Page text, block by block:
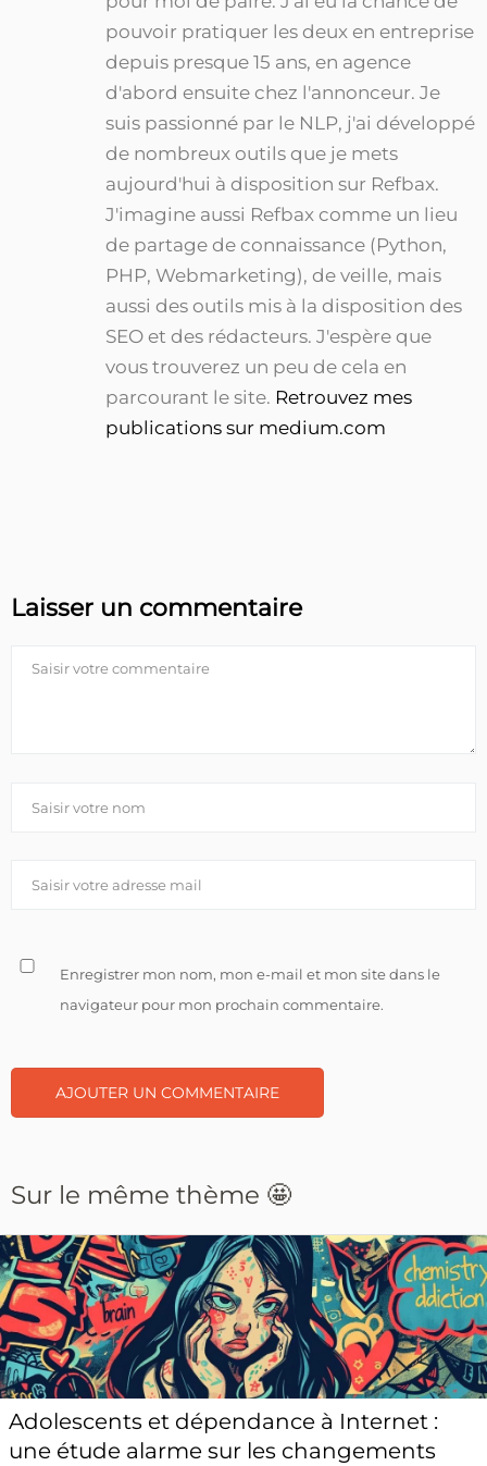
pouvoir pratiquer les deux en entreprise
depuis presque 15 ans, en agence
d'abord ensuite chez l'annonceur. Je
suis passionné par le NLP, j'ai développé
de nombreux outils que je mets
aujourd'hui à disposition sur Refbax.
J'imagine aussi Refbax comme un lieu
de partage de connaissance (Python,
PHP, Webmarketing), de veille, mais
aussi des outils mis à la disposition des
SEO et des rédacteurs. J'espère que
vous trouverez un peu de cela en
parcourant le site. Retrouvez mes
publications sur medium.com
Laisser un commentaire
Enregistrer mon nom, mon e-mail et mon site dans le
navigateur pour mon prochain commentaire.
Sur le même thème 🤩
Adolescents et dépendance à Internet :
une étude alarme sur les changements